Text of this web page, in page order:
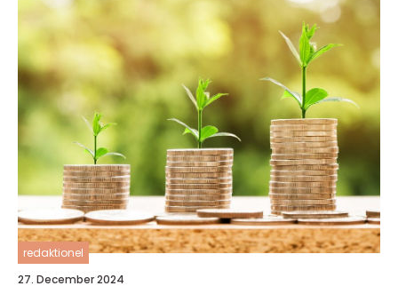
redaktionel
27. December 2024